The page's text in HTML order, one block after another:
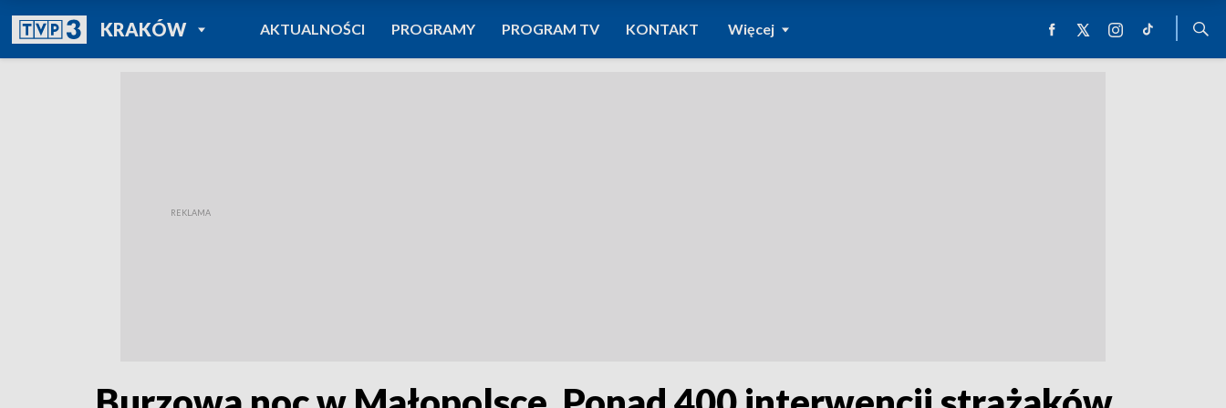
KRAKÓWPOWRÓT DO
TVP REGIONY
AKTUALNOŚCI PROGRAMY PROGRAM TV KONTAKT Więcej